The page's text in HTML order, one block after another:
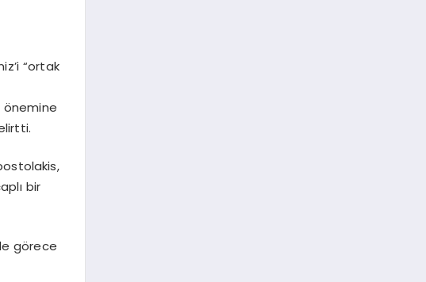
“ortak
önemine
bir
görece